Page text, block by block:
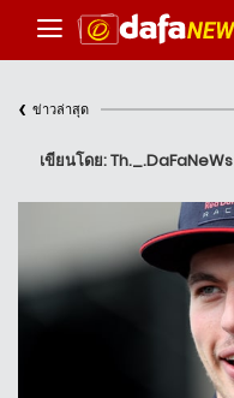
‹ ข่าวล่าสุด
เขียนโดย: Th._.DaFaNeWs